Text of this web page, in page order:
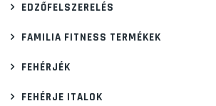
EDZŐFELSZERELÉS
FAMILIA FITNESS TERMÉKEK
FEHÉRJÉK
FEHÉRJE ITALOK